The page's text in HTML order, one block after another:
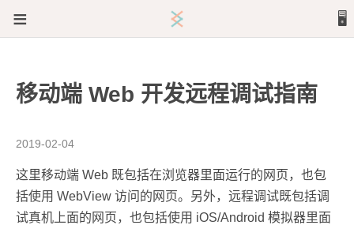
≡
关于
🖥️
移动端 Web 开发远程调试指南
2019-02-04
这里移动端 Web 既包括在浏览器里面运行的网页，也包
括使用 WebView 访问的网页。另外，远程调试既包括调
试真机上面的网页，也包括使用 iOS/Android 模拟器里面